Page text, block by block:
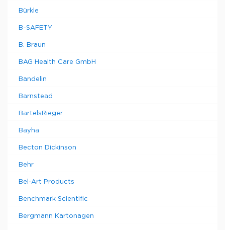
Bürkle
B-SAFETY
B. Braun
BAG Health Care GmbH
Bandelin
Barnstead
BartelsRieger
Bayha
Becton Dickinson
Behr
Bel-Art Products
Benchmark Scientific
Bergmann Kartonagen